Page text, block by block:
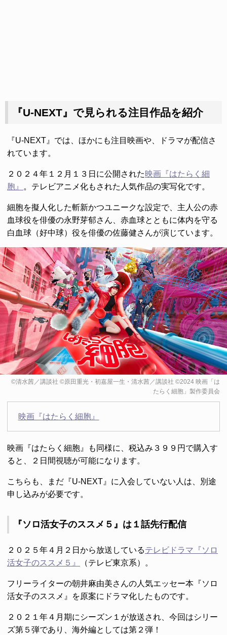
『U-NEXT』で見られる注目作品を紹介
『U-NEXT』では、ほかにも注目映画や、ドラマが配信さ
れています。
２０２４年１２月１３日に公開された映画『はたらく細
胞』
。テレビアニメ化もされた人気作品の実写化です。
細胞を擬人化した斬新かつユニークな設定で、主人公の赤
血球役を俳優の永野芽郁さん、赤血球とともに体内を守る
白血球（好中球）役を俳優の佐藤健さんが演じています。
©清水茜／講談社 ©原田重光・初嘉屋一生・清水茜／講談社 ©2024 映画「は
たらく細胞」製作委員会
映画『はたらく細胞』
映画『はたらく細胞』も同様に、税込み３９９円で購入す
ると、２日間視聴が可能になります。
こちらも、まだ『U-NEXT』に入会していない人は、別途
申し込みが必要です。
『ソロ活女子のススメ５』は１話先行配信
２０２５年４月２日から放送しているテレビドラマ『ソロ
活女子のススメ５』
（テレビ東京系）。
フリーライターの朝井麻由美さんの人気エッセー本『ソロ
活女子のススメ』を原案にドラマ化したものです。
２０２１年４月期にシーズン１が放送され、今回はシリー
ズ第５弾であり、海外編としては第２弾！